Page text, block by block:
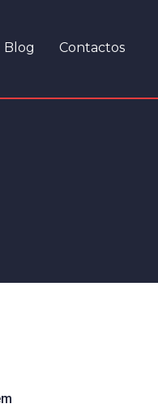
Blog Contactos